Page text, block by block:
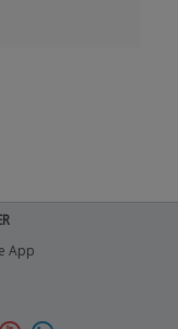
App